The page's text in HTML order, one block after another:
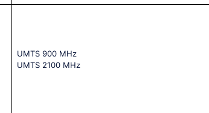
UМТS 900 МНz
UМТS 2100 МНz